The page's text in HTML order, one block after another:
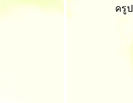
ครู